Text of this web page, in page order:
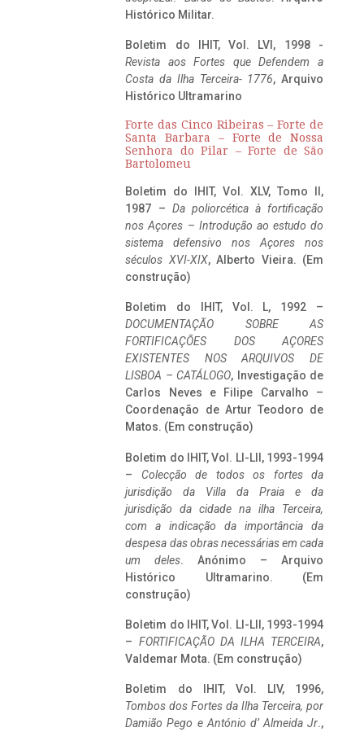
Histórico Militar.
Boletim do IHIT, Vol. LVI, 1998 -
Revista aos Fortes que Defendem a
Costa da Ilha Terceira- 1776, Arquivo
Histórico Ultramarino
Forte das Cinco Ribeiras – Forte de
Santa Barbara – Forte de Nossa
Senhora do Pilar – Forte de São
Bartolomeu
Boletim do IHIT, Vol. XLV, Tomo II,
1987 – Da poliorcética à fortificação
nos Açores – Introdução ao estudo do
sistema defensivo nos Açores nos
séculos XVI-XIX, Alberto Vieira. (Em
construção)
Boletim do IHIT, Vol. L, 1992 –
DOCUMENTAÇÃO SOBRE AS
FORTIFICAÇÕES DOS AÇORES
EXISTENTES NOS ARQUIVOS DE
LISBOA – CATÁLOGO, Investigação de
Carlos Neves e Filipe Carvalho –
Coordenação de Artur Teodoro de
Matos. (Em construção)
Boletim do IHIT, Vol. LI-LII, 1993-1994
– Colecção de todos os fortes da
jurisdição da Villa da Praia e da
jurisdição da cidade na ilha Terceira,
com a indicação da importância da
despesa das obras necessárias em cada
um deles. Anónimo – Arquivo
Histórico Ultramarino. (Em
construção)
Boletim do IHIT, Vol. LI-LII, 1993-1994
– FORTIFICAÇÃO DA ILHA TERCEIRA,
Valdemar Mota. (Em construção)
Boletim do IHIT, Vol. LIV, 1996,
Tombos dos Fortes da Ilha Terceira, por
Damião Pego e António d’ Almeida Jr.,